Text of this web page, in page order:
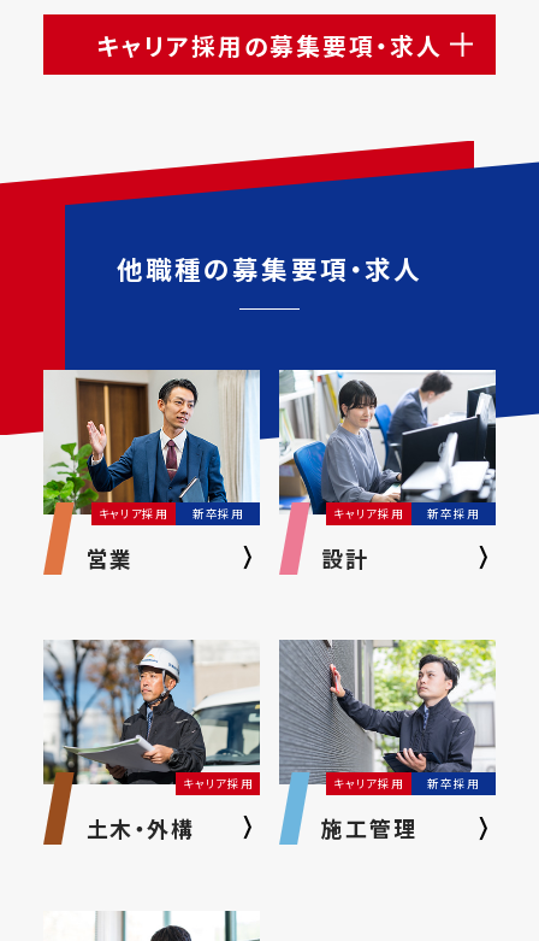
キャリア採用の募集要項・求人
他職種の募集要項・求人
キャリア採用 新卒採用
営業
キャリア採用 新卒採用
設計
キャリア採用
土木・外構
キャリア採用 新卒採用
施工管理